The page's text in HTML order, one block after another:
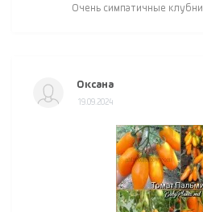
Очень симпатичные
Оксана
19.09.2024